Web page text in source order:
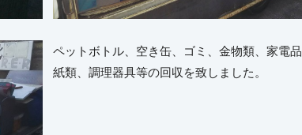
ペットボトル、空き缶、ゴミ、金物類、家電品
紙類、調理器具等の回収を致しました。